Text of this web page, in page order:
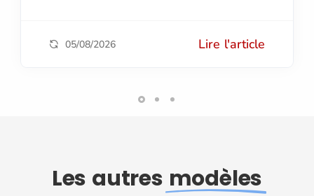
05/08/2026 Lire l'article
Les autres modèles